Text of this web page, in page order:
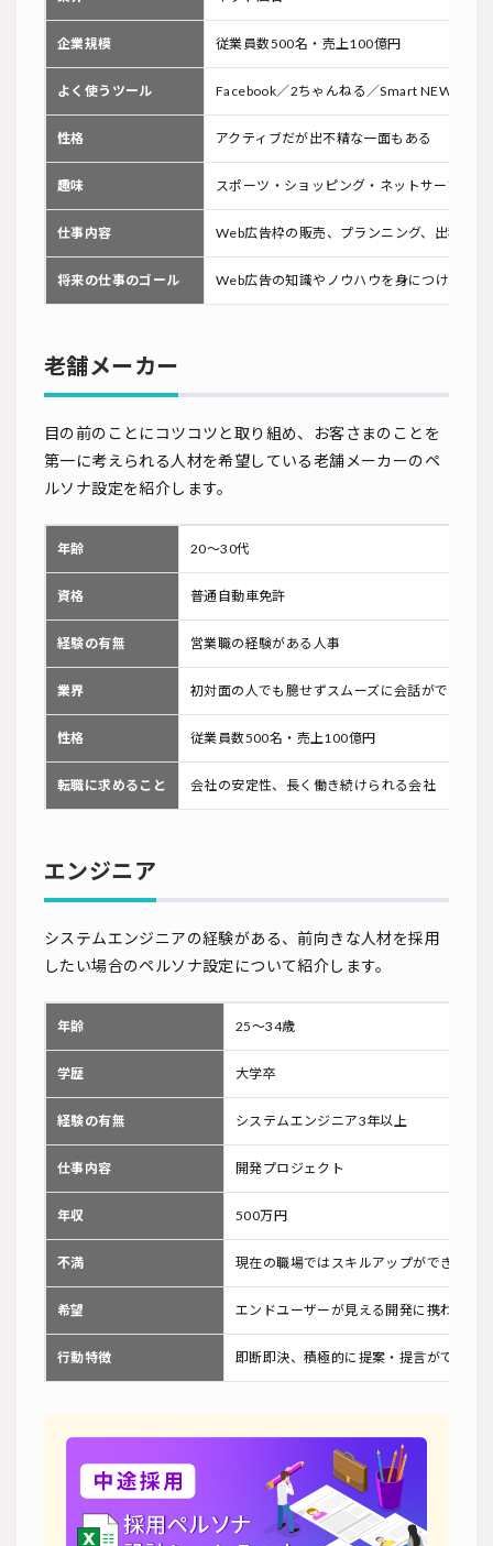
企業規模 従業員数500名・売上100億円
よく使うツール Facebook／2ちゃんねる／Smart NEWS／は
性格 アクティブだが出不精な一面もある
趣味 スポーツ・ショッピング・ネットサーフィン
仕事内容 Web広告枠の販売、プランニング、出稿管理
将来の仕事のゴール Web広告の知識やノウハウを身につけ、
老舗メーカー
目の前のことにコツコツと取り組め、お客さまのことを
第一に考えられる人材を希望している老舗メーカーのペ
ルソナ設定を紹介します。
年齢 20〜30代
資格 普通自動車免許
経験の有無 営業職の経験がある人事
業界 初対面の人でも臆せずスムーズに会話ができる
性格 従業員数500名・売上100億円
転職に求めること 会社の安定性、長く働き続けられる会社
エンジニア
システムエンジニアの経験がある、前向きな人材を採用
したい場合のペルソナ設定について紹介します。
年齢 25～34歳
学歴 大学卒
経験の有無 システムエンジニア3年以上
仕事内容 開発プロジェクト
年収 500万円
不満 現在の職場ではスキルアップができない
希望 エンドユーザーが見える開発に携わりた
行動特徴 即断即決、積極的に提案・提言ができる